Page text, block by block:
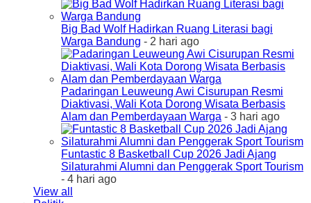
Big Bad Wolf Hadirkan Ruang Literasi bagi
Warga Bandung - 2 hari ago
Padaringan Leuweung Awi Cisurupan Resmi
Diaktivasi, Wali Kota Dorong Wisata Berbasis
Alam dan Pemberdayaan Warga - 3 hari ago
Funtastic 8 Basketball Cup 2026 Jadi Ajang
Silaturahmi Alumni dan Penggerak Sport Tourism
- 4 hari ago
View all